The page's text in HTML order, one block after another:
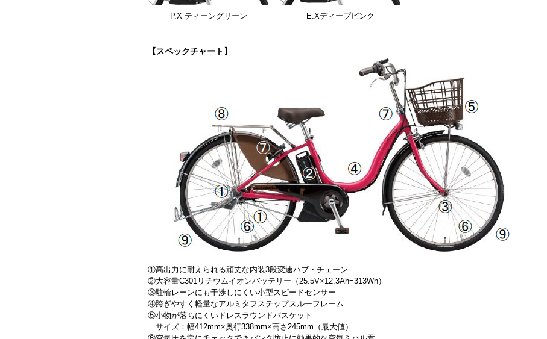
P.X ティーングリーン E.Xディープピンク
【スペックチャート】
①高出力に耐えられる頑丈な内装3段変速ハブ・チェーン
②大容量C301リチウムイオンバッテリー（25.5V×12.3Ah=313Wh）
③駐輪レーンにも干渉しにくい小型スピードセンサー
④跨ぎやすく軽量なアルミタフステップスルーフレーム
⑤小物が落ちにくいドレスラウンドバスケット
サイズ：幅412mm×奥行338mm×高さ245mm（最大値）